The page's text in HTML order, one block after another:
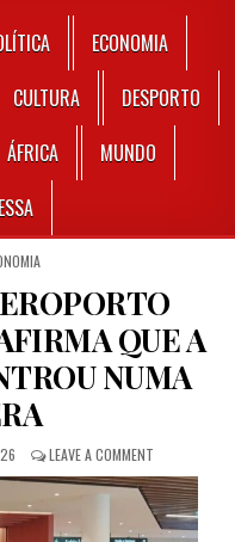
ECONOMIA
CULTURA
DESPORTO
ÁFRICA
MUNDO
QUE A
NUMA
DATE:LEAVE A COMMENTON PM